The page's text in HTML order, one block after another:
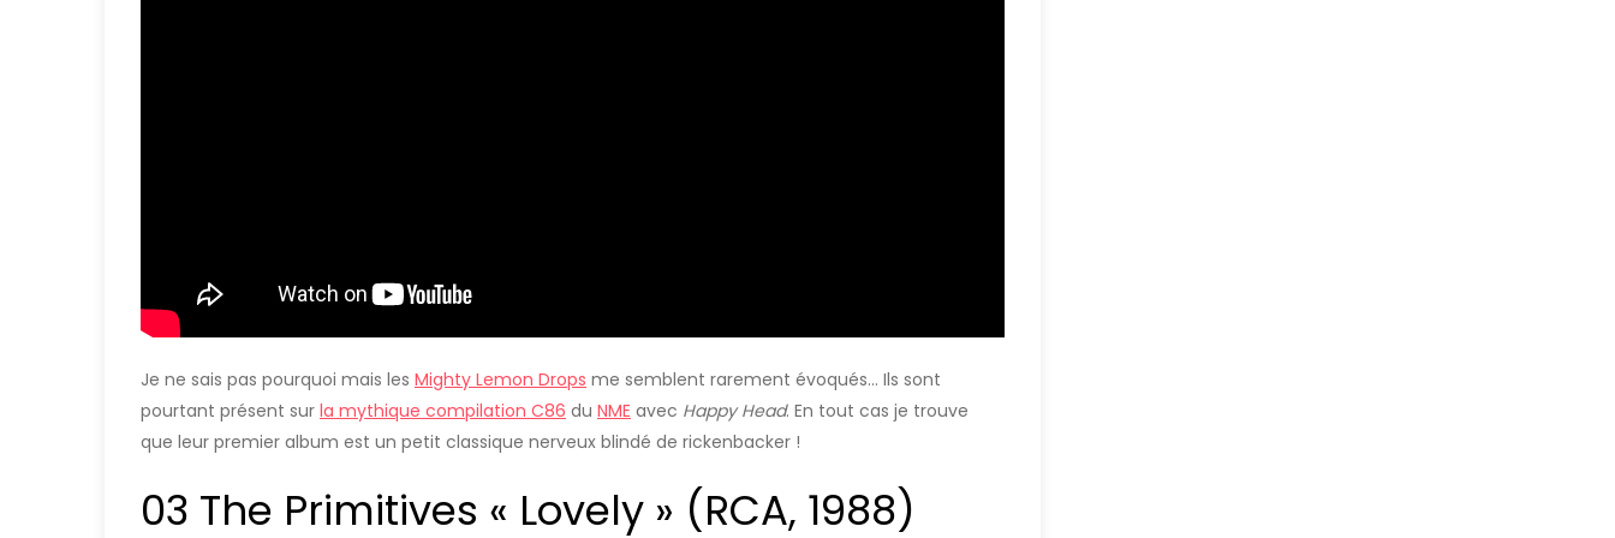
Je ne sais pas pourquoi mais les Mighty Lemon Drops me semblent rarement évoqués… Ils sont
pourtant présent sur la mythique compilation C86 du NME avec Happy Head. En tout cas je trouve
que leur premier album est un petit classique nerveux blindé de rickenbacker !
03 The Primitives « Lovely » (RCA, 1988)